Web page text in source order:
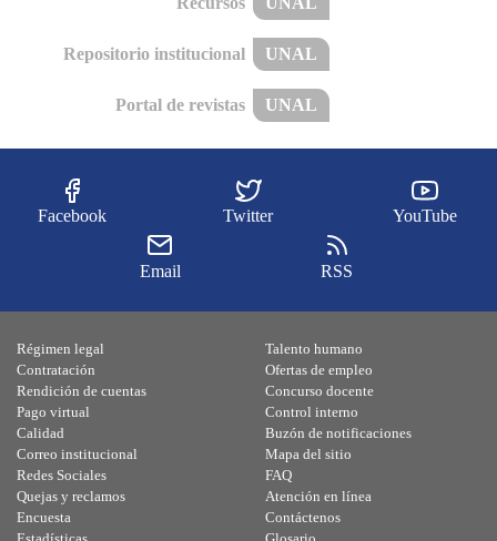
Repositorio institucional UNAL
Portal de revistas UNAL
Facebook Twitter YouTube
Email RSS
Régimen legal
Contratación
Rendición de cuentas
Pago virtual
Calidad
Talento humano
Ofertas de empleo
Concurso docente
Control interno
Buzón de notificaciones
Correo institucional
Redes Sociales
Quejas y reclamos
Encuesta
Mapa del sitio
FAQ
Atención en línea
Contáctenos